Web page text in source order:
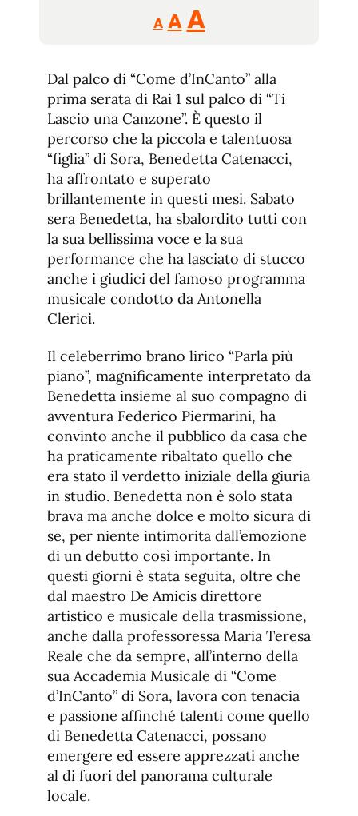
A
Reducir
tamaño
A Restablecer
de
fuente
AAumentar
de
fuente.
Dal palco di “Come d’InCanto” alla
prima serata di Rai 1 sul palco di “Ti
Lascio una Canzone”. È questo il
percorso che la piccola e talentuosa
“figlia” di Sora, Benedetta Catenacci,
ha affrontato e superato
brillantemente in questi mesi. Sabato
sera Benedetta, ha sbalordito tutti con
la sua bellissima voce e la sua
performance che ha lasciato di stucco
anche i giudici del famoso programma
musicale condotto da Antonella
Clerici.
Il celeberrimo brano lirico “Parla più
piano”, magnificamente interpretato da
Benedetta insieme al suo compagno di
avventura Federico Piermarini, ha
convinto anche il pubblico da casa che
ha praticamente ribaltato quello che
era stato il verdetto iniziale della giuria
in studio. Benedetta non è solo stata
brava ma anche dolce e molto sicura di
se, per niente intimorita dall’emozione
di un debutto così importante. In
questi giorni è stata seguita, oltre che
dal maestro De Amicis direttore
artistico e musicale della trasmissione,
anche dalla professoressa Maria Teresa
Reale che da sempre, all’interno della
sua Accademia Musicale di “Come
d’InCanto” di Sora, lavora con tenacia
e passione affinché talenti come quello
di Benedetta Catenacci, possano
emergere ed essere apprezzati anche
al di fuori del panorama culturale
locale.